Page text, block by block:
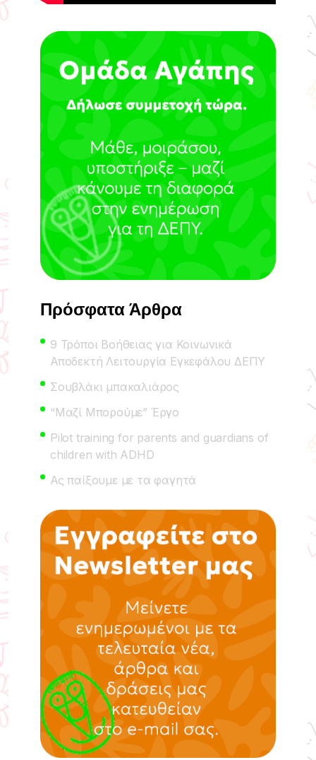
Πρόσφατα Άρθρα
9 Τρόποι Βοήθειας για Κοινωνικά
Αποδεκτή Λειτουργία Εγκεφάλου ΔΕΠΥ
Σουβλάκι μπακαλιάρος
“Μαζί Μπορούμε” Έργο
Pilot training for parents and guardians of
children with ADHD
Ας παίξουμε με τα φαγητά